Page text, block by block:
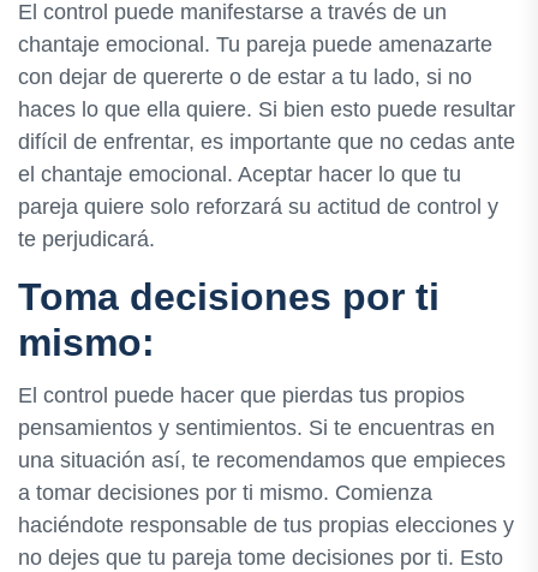
El control puede manifestarse a través de un
chantaje emocional. Tu pareja puede amenazarte
con dejar de quererte o de estar a tu lado, si no
haces lo que ella quiere. Si bien esto puede resultar
difícil de enfrentar, es importante que no cedas ante
el chantaje emocional. Aceptar hacer lo que tu
pareja quiere solo reforzará su actitud de control y
te perjudicará.
Toma decisiones por ti
mismo:
El control puede hacer que pierdas tus propios
pensamientos y sentimientos. Si te encuentras en
una situación así, te recomendamos que empieces
a tomar decisiones por ti mismo. Comienza
haciéndote responsable de tus propias elecciones y
no dejes que tu pareja tome decisiones por ti. Esto